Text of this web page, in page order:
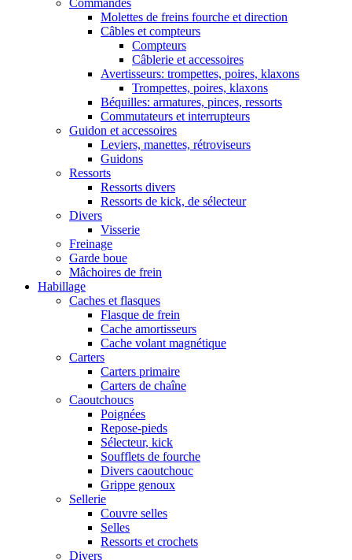
Commandes
Molettes de freins fourche et direction
Câbles et compteurs
Compteurs
Câblerie et accessoires
Avertisseurs: trompettes, poires, klaxons
Trompettes, poires, klaxons
Béquilles: armatures, pinces, ressorts
Commutateurs et interrupteurs
Guidon et accessoires
Leviers, manettes, rétroviseurs
Guidons
Ressorts
Ressorts divers
Ressorts de kick, de sélecteur
Divers
Visserie
Freinage
Garde boue
Mâchoires de frein
Habillage
Caches et flasques
Flasque de frein
Cache amortisseurs
Cache volant magnétique
Carters
Carters primaire
Carters de chaîne
Caoutchoucs
Poignées
Repose-pieds
Sélecteur, kick
Soufflets de fourche
Divers caoutchouc
Grippe genoux
Sellerie
Couvre selles
Selles
Ressorts et crochets
Divers